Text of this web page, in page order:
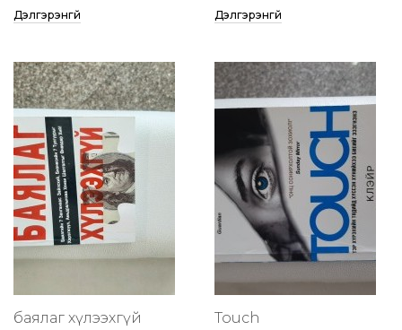
Дэлгэрэнгүй Дэлгэрэнгүй
баялаг хүлээхгүй Touch